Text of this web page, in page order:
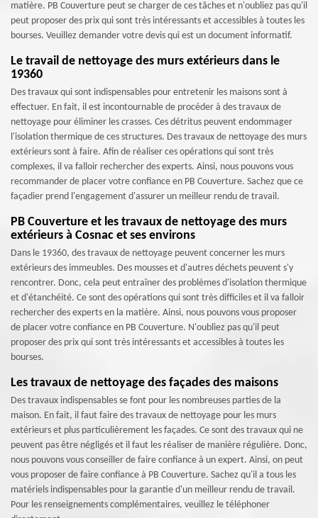
matière. PB Couverture peut se charger de ces tâches et n'oubliez pas qu'il
peut proposer des prix qui sont très intéressants et accessibles à toutes les
bourses. Veuillez demander votre devis qui est un document informatif.
Le travail de nettoyage des murs extérieurs dans le
19360
Des travaux qui sont indispensables pour entretenir les maisons sont à
effectuer. En fait, il est incontournable de procéder à des travaux de
nettoyage pour éliminer les crasses. Ces détritus peuvent endommager
l'isolation thermique de ces structures. Des travaux de nettoyage des murs
extérieurs sont à faire. Afin de réaliser ces opérations qui sont très
complexes, il va falloir rechercher des experts. Ainsi, nous pouvons vous
recommander de placer votre confiance en PB Couverture. Sachez que ce
façadier prend l'engagement d'assurer un meilleur rendu de travail.
PB Couverture et les travaux de nettoyage des murs
extérieurs à Cosnac et ses environs
Dans le 19360, des travaux de nettoyage peuvent concerner les murs
extérieurs des immeubles. Des mousses et d'autres déchets peuvent s'y
rencontrer. Donc, cela peut entraîner des problèmes d'isolation thermique
et d'étanchéité. Ce sont des opérations qui sont très difficiles et il va falloir
rechercher des experts en la matière. Ainsi, nous pouvons vous proposer
de placer votre confiance en PB Couverture. N'oubliez pas qu'il peut
proposer des prix qui sont très intéressants et accessibles à toutes les
bourses.
Les travaux de nettoyage des façades des maisons
Des travaux indispensables se font pour les nombreuses parties de la
maison. En fait, il faut faire des travaux de nettoyage pour les murs
extérieurs et plus particulièrement les façades. Ce sont des travaux qui ne
peuvent pas être négligés et il faut les réaliser de manière régulière. Donc,
nous pouvons vous conseiller de faire confiance à un expert. Ainsi, on peut
vous proposer de faire confiance à PB Couverture. Sachez qu'il a tous les
matériels indispensables pour la garantie d'un meilleur rendu de travail.
Pour les renseignements complémentaires, veuillez le téléphoner